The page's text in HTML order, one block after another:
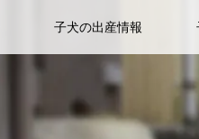
子犬の出産情報